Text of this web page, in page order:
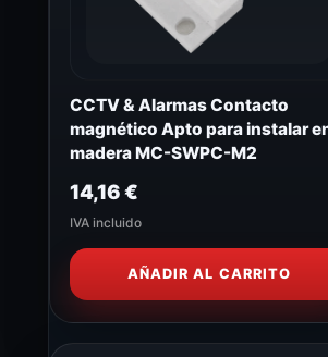
CCTV & Alarmas Contacto
magnético Apto para instalar
madera MC-SWPC-M2
14,16€
IVA incluido
AÑADIR AL CARRITO